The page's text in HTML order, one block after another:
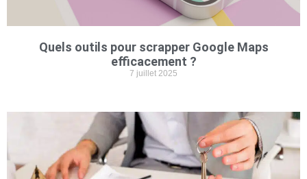
Quels outils pour scrapper Google Maps
efficacement ?
7 juillet 2025